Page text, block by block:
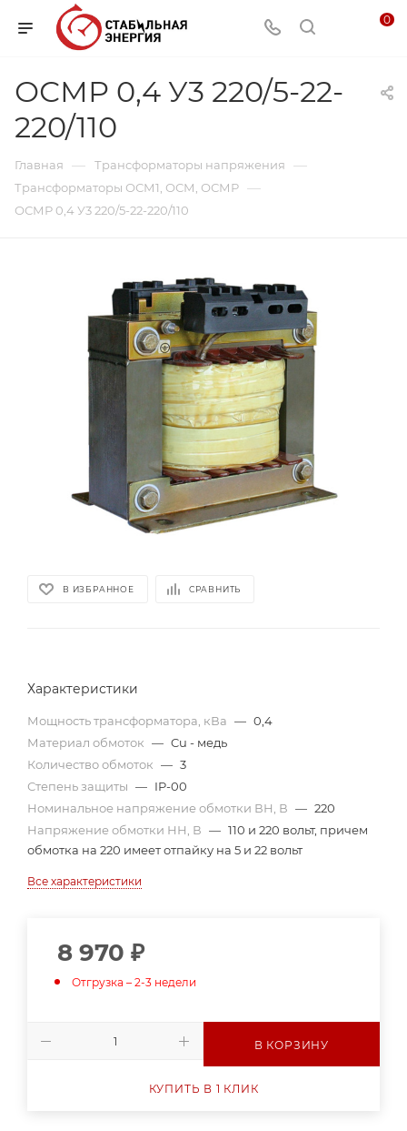
0
ОСМР 0,4 У3 220/5-22-
220/110
Главная — Трансформаторы напряжения —
Трансформаторы ОСМ1, ОСМ, ОСМР —
ОСМР 0,4 У3 220/5-22-220/110
В ИЗБРАННОЕ СРАВНИТЬ
Характеристики
Мощность трансформатора, кВа — 0,4
Материал обмоток — Cu - медь
Количество обмоток — 3
Степень защиты — IP-00
Номинальное напряжение обмотки ВН, В — 220
Напряжение обмотки НН, В — 110 и 220 вольт, причем
обмотка на 220 имеет отпайку на 5 и 22 вольт
Все характеристики
8 970 ₽
Отгрузка – 2-3 недели
В КОРЗИНУ
КУПИТЬ В 1 КЛИК